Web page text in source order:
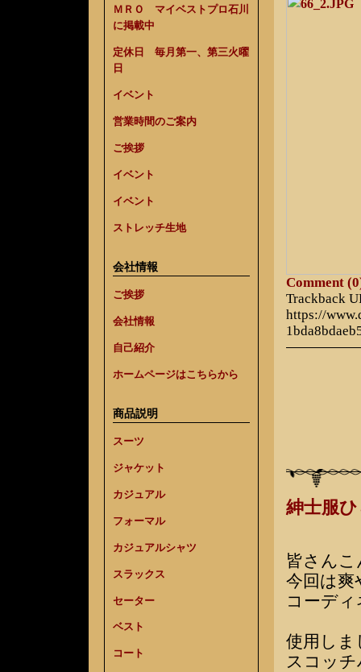
ＭＲＯ マイベストプロ石川
に掲載中
定休日 毎月第一、第三火曜
日
イベント
営業時間のご案内
ご挨拶
イベント
イベント
ストレッチ生地
会社情報
ご挨拶
会社情報
自己紹介
ホームページはこちらから
商品説明
スーツ
ジャケット
カジュアル
フォーマル
カジュアルシャツ
スラックス
セーター
ベスト
コート
Comment
Trackback
https://
紳士服
皆さん
今回は爽
コーデ
使用し
スコッ